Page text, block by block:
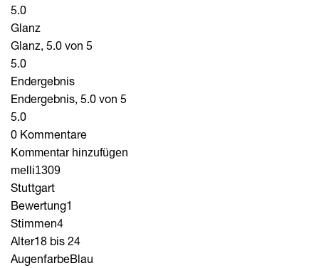
5.0
Glanz
Glanz, 5.0 von 5
5.0
Endergebnis
Endergebnis, 5.0 von 5
5.0
0 Kommentare
Kommentar hinzufügen
melli1309
Stuttgart
Bewertung1
Stimmen4
Alter18 bis 24
AugenfarbeBlau